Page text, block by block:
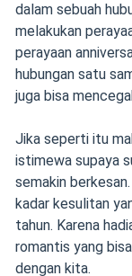
dalam sebuah
melakukan
perayaan
hubungan satu
juga bisa
Jika seperti itu
istimewa supaya
semakin
kadar kesulitan
tahun. Karena
romantis yang
dengan kita.